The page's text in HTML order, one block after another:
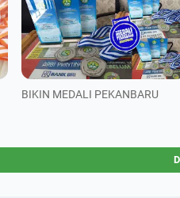
BIKIN MEDALI PEKANBARU